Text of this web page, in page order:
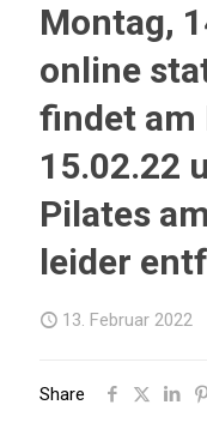
Montag,
online
findet am
15.02.22
Pilates
leider
13. Februar 2022
Share